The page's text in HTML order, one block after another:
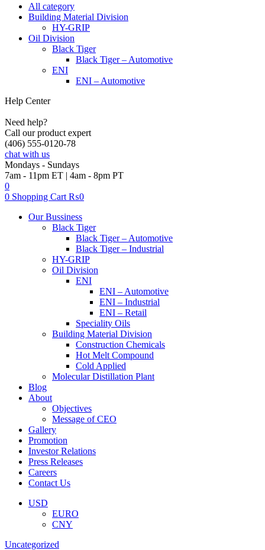
All category
Building Material Division
HY-GRIP
Oil Division
Black Tiger
Black Tiger – Automotive
ENI
ENI – Automotive
Help Center
Need help?
Call our product expert
(406) 555-0120-78
chat with us
Mondays - Sundays
7am - 11pm ET | 4am - 8pm PT
0
0 Shopping Cart ₨0
Our Bussiness
Black Tiger
Black Tiger – Automotive
Black Tiger – Industrial
HY-GRIP
Oil Division
ENI
ENI – Automotive
ENI – Industrial
ENI – Retail
Speciality Oils
Building Material Division
Construction Chemicals
Hot Melt Compound
Cold Applied
Molecular Distillation Plant
Blog
About
Objectives
Message of CEO
Gallery
Promotion
Investor Relations
Press Releases
Careers
Contact Us
Menu
USD
EURO
CNY
Categories
Uncategorized